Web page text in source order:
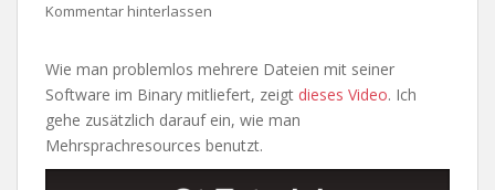
Kommentar hinterlassen
Wie man problemlos mehrere Dateien mit seiner
Software im Binary mitliefert, zeigt dieses Video. Ich
gehe zusätzlich darauf ein, wie man
Mehrsprachresources benutzt.